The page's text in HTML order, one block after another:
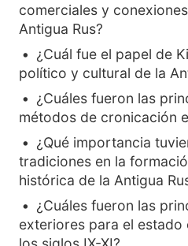
comerciales y
Antigua Rus?
¿Cuál fue el papel de
político y cultural de la
¿Cuáles fueron las
métodos de cronicación
¿Qué importancia
tradiciones en la
histórica de la Antigua
¿Cuáles fueron las
exteriores para el estado